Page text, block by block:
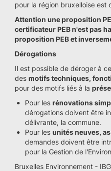
pour la région bruxelloise est
Attention une proposition
certificateur PEB n'est pas
proposition PEB et
Dérogations
Il est possible de déroger à
des motifs techniques,
pour des motifs liés à la
Pour les rénovations
dérogations doivent être
délivrante, la commune.
Pour les unités neuves,
demandes doivent être
pour la Gestion de
Bruxelles Environnement -